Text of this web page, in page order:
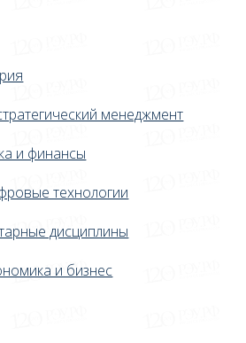
менеджмент
и финансы
технологии
дисциплины
и бизнес